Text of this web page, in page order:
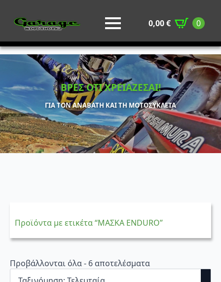
0,00€ 0
ΒΡΕΣ ΟΤΙ ΧΡΕΙΑΖΕΣΑΙ!
ΓΙΑ ΤΟΝ ΑΝΑΒΑΤΗ ΚΑΙ ΤΗ ΜΟΤΟΣΥΚΛΕΤΑ
Προϊόντα με ετικέτα “ΜΑΣΚΑ ENDURO”
Προβάλλονται όλα - 6 αποτελέσματα